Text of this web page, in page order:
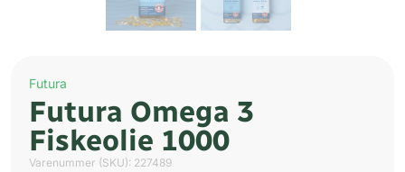
Futura
Futura Omega 3
Fiskeolie 1000
Varenummer (SKU): 227489